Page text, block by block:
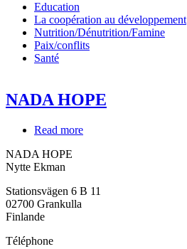
Education
La coopération au développement
Nutrition/Dénutrition/Famine
Paix/conflits
Santé
NADA HOPE
Read more
NADA HOPE
Nytte Ekman
Stationsvägen 6 B 11
02700 Grankulla
Finlande
Téléphone